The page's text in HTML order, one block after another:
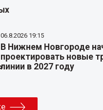
06.8.2026 19:15
В Нижнем Новгороде
проектировать новые
линии в 2027 году